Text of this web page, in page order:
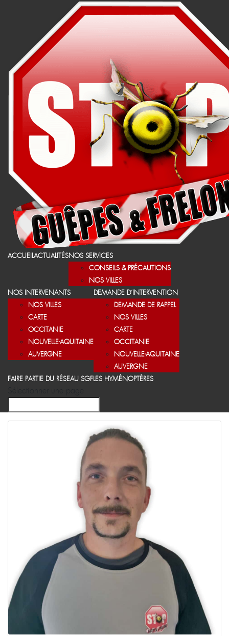
ACCUEILACTUALITÉSNOS SERVICES
CONSEILS & PRÉCAUTIONS
NOS VILLES
NOS INTERVENANTS
NOS VILLES
CARTE
OCCITANIE
NOUVELLE-AQUITAINE
AUVERGNE
DEMANDE D’INTERVENTION
DEMANDE DE RAPPEL
NOS VILLES
CARTE
OCCITANIE
NOUVELLE-AQUITAINE
AUVERGNE
FAIRE PARTIE DU RÉSEAU SGFLES HYMÉNOPTÈRES